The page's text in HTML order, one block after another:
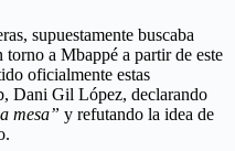
supuestamente buscaba
a Mbappé a partir de este
oficialmente estas
Dani Gil López, declarando
mesa” y refutando la idea de